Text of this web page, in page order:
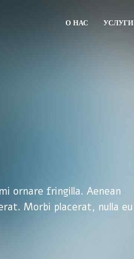
О НАС УСЛУГИ
ornare fringilla. Aenean
Morbi placerat, nulla eu